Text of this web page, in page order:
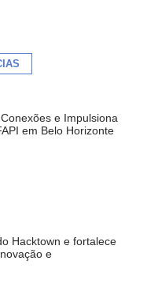
e Impulsiona
em Belo Horizonte
Hacktown e fortalece
e